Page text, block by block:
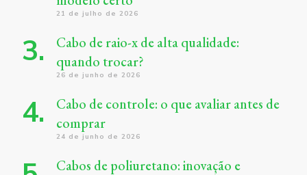
21 de julho de 2026
Cabo de raio-x de alta qualidade:
quando trocar?
26 de junho de 2026
Cabo de controle: o que avaliar antes de
comprar
24 de junho de 2026
Cabos de poliuretano: inovação e